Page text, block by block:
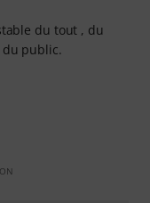
du tout , du
du public.